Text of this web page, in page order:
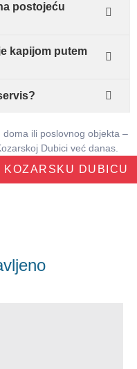
postojeću
kapijom putem
ili poslovnog objekta –
Dubici već danas.
DUBICU